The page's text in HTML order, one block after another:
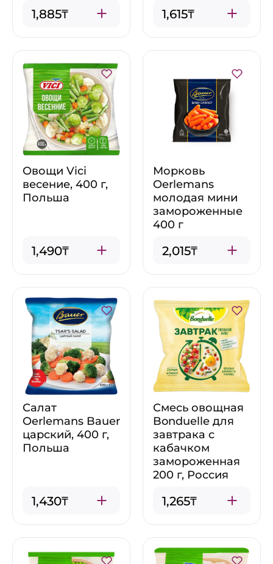
1,885₸ 1,615₸
Овощи Vici
весение, 400 г,
Польша
1,490₸
Морковь
Oerlemans
молодая мини
замороженные
400 г
2,015₸
Салат
Oerlemans Bauer
царский, 400 г,
Польша
1,430₸
Смесь овощная
Bonduelle для
завтрака с
кабачком
замороженная
200 г, Россия
1,265₸